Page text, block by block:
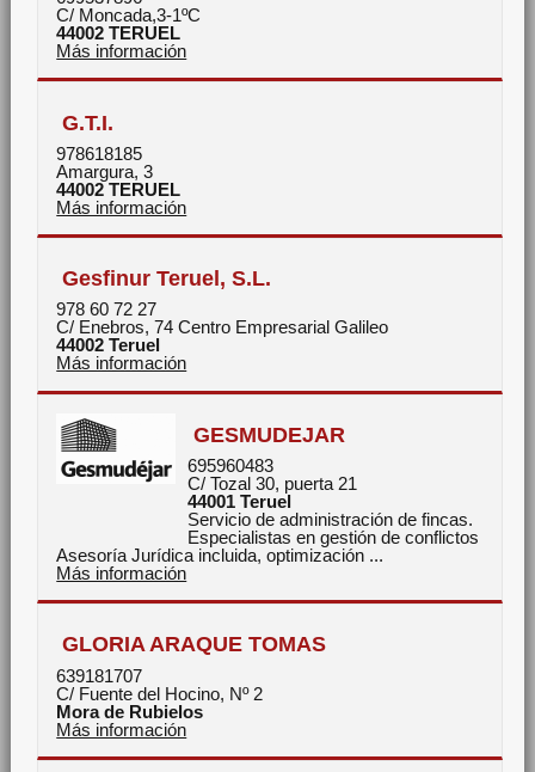
C/ Moncada,3-1ºC
44002 TERUEL
Más información
G.T.I.
978618185
Amargura, 3
44002 TERUEL
Más información
Gesfinur Teruel, S.L.
978 60 72 27
C/ Enebros, 74 Centro Empresarial Galileo
44002 Teruel
Más información
GESMUDEJAR
695960483
C/ Tozal 30, puerta 21
44001 Teruel
Servicio de administración de fincas.
Especialistas en gestión de conflictos
Asesoría Jurídica incluida, optimización ...
Más información
GLORIA ARAQUE TOMAS
639181707
C/ Fuente del Hocino, Nº 2
Mora de Rubielos
Más información